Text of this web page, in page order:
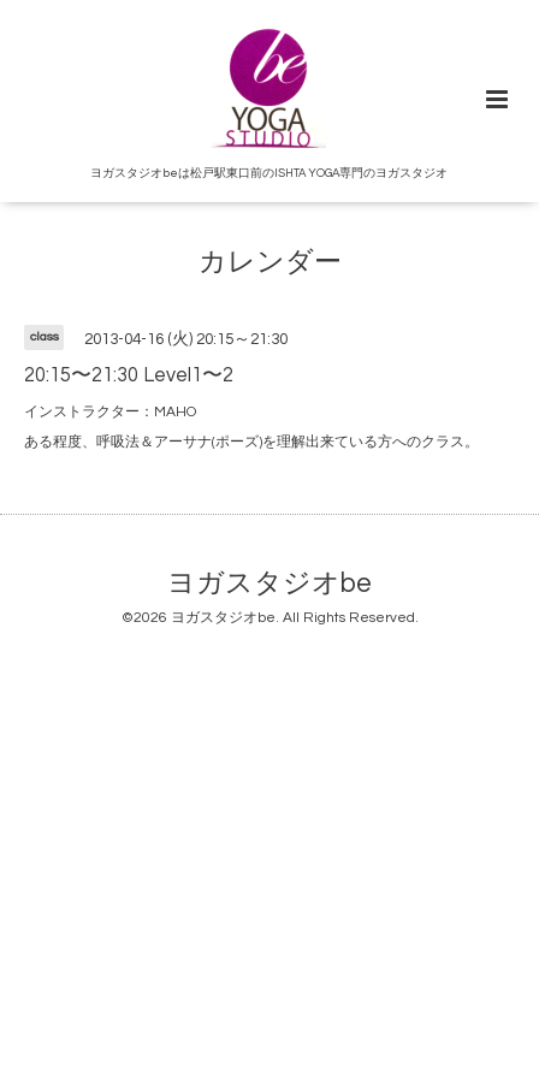
ヨガスタジオbeは松戸駅東口前のISHTA YOGA専門のヨガスタジオ
カレンダー
class 2013-04-16 (火) 20:15～21:30
20:15〜21:30 Level1〜2
インストラクター：MAHO
ある程度、呼吸法＆アーサナ(ポーズ)を理解出来ている方へのクラス。
ヨガスタジオbe
©2026 ヨガスタジオbe. All Rights Reserved.